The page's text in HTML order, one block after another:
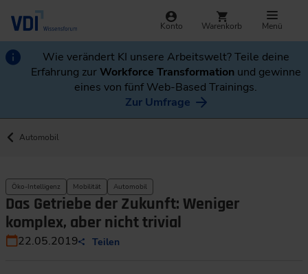
Konto Warenkorb Menü
Wie verändert KI unsere Arbeitswelt? Teile deine
Erfahrung zurWorkforce Transformation und gewinne
eines von fünf Web-Based Trainings.
Zur Umfrage
Automobil
Öko-Intelligenz Mobilität Automobil
Das Getriebe der Zukunft: Weniger
komplex, aber nicht trivial
22.05.2019 Teilen